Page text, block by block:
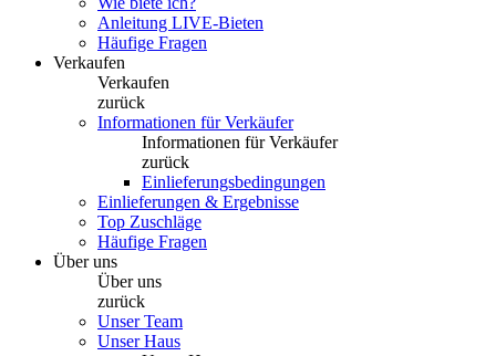
Anleitung LIVE-Bieten
Häufige Fragen
Verkaufen
Verkaufen
zurück
Informationen für Verkäufer
Informationen für Verkäufer
zurück
Einlieferungsbedingungen
Einlieferungen & Ergebnisse
Top Zuschläge
Häufige Fragen
Über uns
Über uns
zurück
Unser Team
Unser Haus